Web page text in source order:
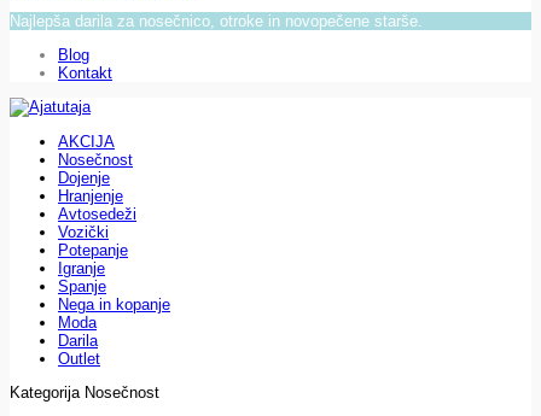
Najlepša darila za nosečnico, otroke in novopečene starše.
Blog
Kontakt
AKCIJA
Nosečnost
Dojenje
Hranjenje
Avtosedeži
Vozički
Potepanje
Igranje
Spanje
Nega in kopanje
Moda
Darila
Outlet
Kategorija Nosečnost